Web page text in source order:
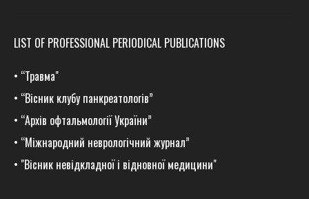
LIST OF PROFESSIONAL PERIODICAL PUBLICATIONS
• “Травма"
• “Вісник клубу панкреатологів”
• “Архів офтальмології України”
• “Міжнародний неврологічний журнал”
• "Вісник невідкладної і відновної медицини"